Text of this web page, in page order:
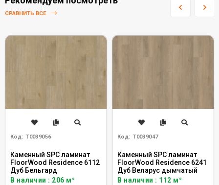
СРАВНИТЬ ВСЕ
Код: Т0039056
Каменный SPC ламинат
FloorWood Residence 6112
Дуб Бельгард
В наличии : 206 м²
Код: Т0039047
Каменный SPC ламинат
FloorWood Residence 6241
Дуб Веларус дымчатый
В наличии : 112 м²